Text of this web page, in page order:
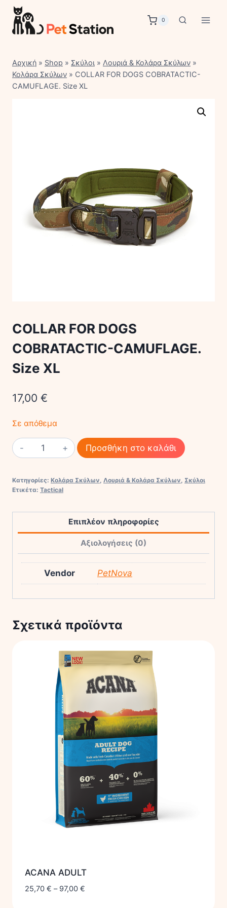
Skip
content
0
Αρχική » Shop » Σκύλοι » Λουριά & Κολάρα Σκύλων »
Κολάρα Σκύλων » COLLAR FOR DOGS COBRATACTIC-
CAMUFLAGE. Size XL
COLLAR FOR DOGS
COBRATACTIC-CAMUFLAGE.
Size XL
17,00 €
Σε απόθεμα
COLLAR
FOR
COBRATACTIC-
Size
Προσθήκη στο καλάθι
Κατηγορίες: Κολάρα Σκύλων Λουριά & Κολάρα Σκύλων Σκύλοι
Ετικέτα: Tactical
Επιπλέον πληροφορίες
Αξιολογήσεις (0)
Vendor PetNova
Σχετικά προϊόντα
ACANA ADULT
25,70 € – 97,00 €